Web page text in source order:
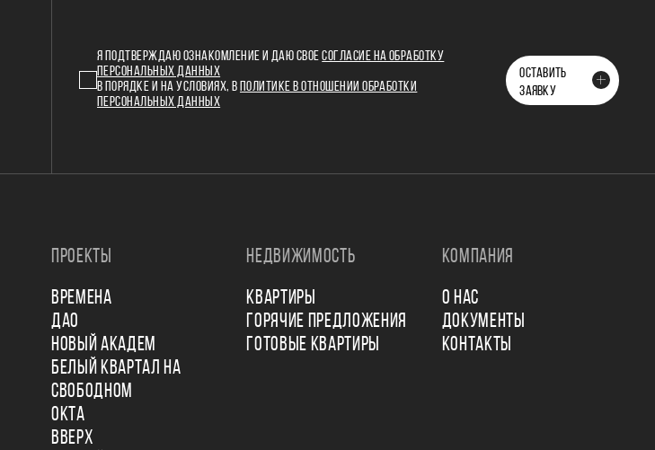
Я ПОДТВЕРЖДАЮ ОЗНАКОМЛЕНИЕ И ДАЮ СВОЕСОГЛАСИЕ НА ОБРАБОТКУ
ПЕРСОНАЛЬНЫХ ДАННЫХ
В ПОРЯДКЕ И НА УСЛОВИЯХ, В
ПОЛИТИКЕ В ОТНОШЕНИИ ОБРАБОТКИ
ПЕРСОНАЛЬНЫХ ДАННЫХ
ОСТАВИТЬ
ЗАЯВКУ
ПРОЕКТЫ
ВРЕМЕНА
ДАО
НОВЫЙ АКАДЕМ
БЕЛЫЙ КВАРТАЛ НА
СВОБОДНОМ
ОКТА
ВВЕРХ
НЕДВИЖИМОСТЬ
КВАРТИРЫ
ГОРЯЧИЕ ПРЕДЛОЖЕНИЯ
ГОТОВЫЕ КВАРТИРЫ
КОМПАНИЯ
О НАС
ДОКУМЕНТЫ
КОНТАКТЫ